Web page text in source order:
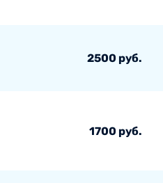
2500 руб.
1700 руб.